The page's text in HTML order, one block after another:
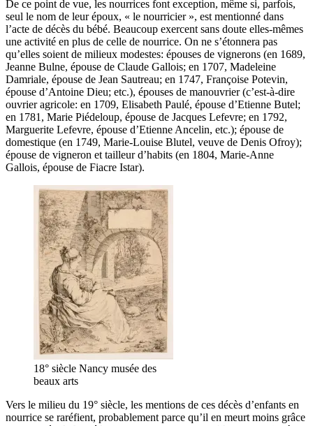
De ce point de vue, les nourrices font exception, même si, parfois,
seul le nom de leur époux, « le nourricier », est mentionné dans
l’acte de décès du bébé. Beaucoup exercent sans doute elles-mêmes
une activité en plus de celle de nourrice. On ne s’étonnera pas
qu’elles soient de milieux modestes: épouses de vignerons (en 1689,
Jeanne Bulne, épouse de Claude Gallois; en 1707, Madeleine
Damriale, épouse de Jean Sautreau; en 1747, Françoise Potevin,
épouse d’Antoine Dieu; etc.), épouses de manouvrier (c’est-à-dire
ouvrier agricole: en 1709, Elisabeth Paulé, épouse d’Etienne Butel;
en 1781, Marie Piédeloup, épouse de Jacques Lefevre; en 1792,
Marguerite Lefevre, épouse d’Etienne Ancelin, etc.); épouse de
domestique (en 1749, Marie-Louise Blutel, veuve de Denis Ofroy);
épouse de vigneron et tailleur d’habits (en 1804, Marie-Anne
Gallois, épouse de Fiacre Istar).
18° siècle Nancy musée des
beaux arts
Vers le milieu du 19° siècle, les mentions de ces décès d’enfants en
nourrice se raréfient, probablement parce qu’il en meurt moins grâce